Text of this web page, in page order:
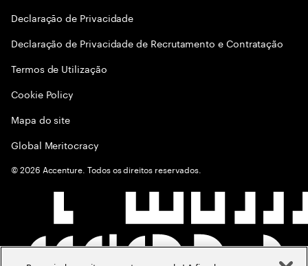
Declaraçāo de Privacidade
Declaração de Privacidade de Recrutamento e Contratação
Termos de Utilização
Cookie Policy
Mapa do site
Global Meritocracy
©2026 Accenture. Todos os direitos reservados.